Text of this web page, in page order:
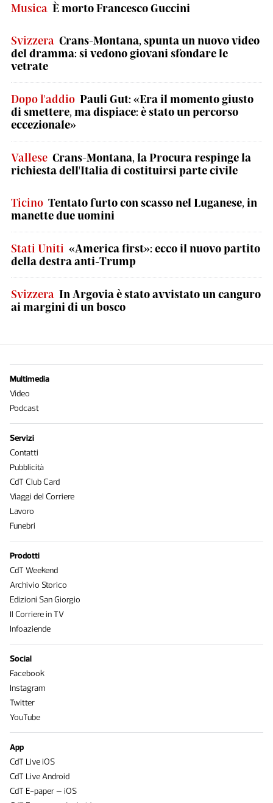
Musica È morto Francesco Guccini
Svizzera Crans-Montana, spunta un nuovo video
del dramma: si vedono giovani sfondare le
vetrate
Dopo l'addio Pauli Gut: «Era il momento giusto
di smettere, ma dispiace: è stato un percorso
eccezionale»
Vallese Crans-Montana, la Procura respinge la
richiesta dell'Italia di costituirsi parte civile
Ticino Tentato furto con scasso nel Luganese, in
manette due uomini
Stati Uniti «America first»: ecco il nuovo partito
della destra anti-Trump
Svizzera In Argovia è stato avvistato un canguro
ai margini di un bosco
Multimedia
Video
Podcast
Servizi
Contatti
Pubblicità
CdT Club Card
Viaggi del Corriere
Lavoro
Funebri
Prodotti
CdT Weekend
Archivio Storico
Edizioni San Giorgio
Il Corriere in TV
Infoaziende
Social
Facebook
Instagram
Twitter
YouTube
App
CdT Live iOS
CdT Live Android
CdT E-paper – iOS